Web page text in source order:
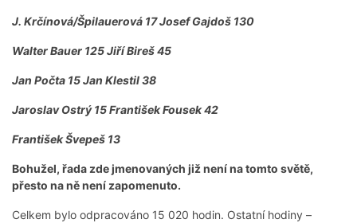
J. Krčínová/Špilauerová 17 Josef Gajdoš 130
Walter Bauer 125 Jiří Bireš 45
Jan Počta 15 Jan Klestil 38
Jaroslav Ostrý 15 František Fousek 42
František Švepeš 13
Bohužel, řada zde jmenovaných již není na tomto světě,
přesto na ně není zapomenuto.
Celkem bylo odpracováno 15 020 hodin. Ostatní hodiny –